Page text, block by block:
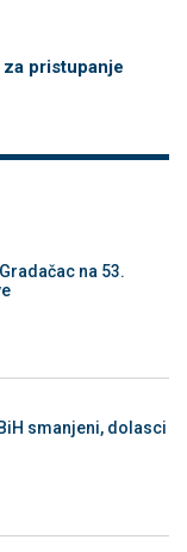
pristupanje
na 53.
smanjeni, dolasci